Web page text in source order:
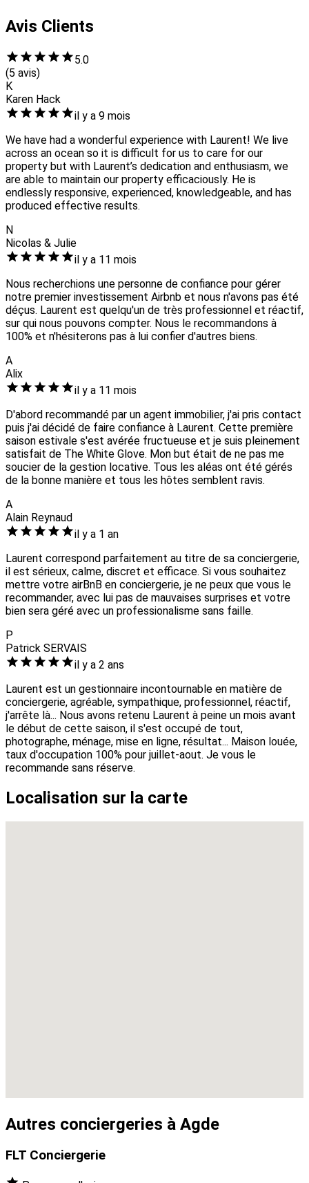
Avis Clients
5.0
(5 avis)
K
Karen Hack
il y a 9 mois
We have had a wonderful experience with Laurent! We live
across an ocean so it is difficult for us to care for our
property but with Laurent’s dedication and enthusiasm, we
are able to maintain our property efficaciously. He is
endlessly responsive, experienced, knowledgeable, and has
produced effective results.
N
Nicolas & Julie
il y a 11 mois
Nous recherchions une personne de confiance pour gérer
notre premier investissement Airbnb et nous n'avons pas été
déçus. Laurent est quelqu'un de très professionnel et réactif,
sur qui nous pouvons compter. Nous le recommandons à
100% et n'hésiterons pas à lui confier d'autres biens.
A
Alix
il y a 11 mois
D'abord recommandé par un agent immobilier, j'ai pris contact
puis j'ai décidé de faire confiance à Laurent. Cette première
saison estivale s'est avérée fructueuse et je suis pleinement
satisfait de The White Glove. Mon but était de ne pas me
soucier de la gestion locative. Tous les aléas ont été gérés
de la bonne manière et tous les hôtes semblent ravis.
A
Alain Reynaud
il y a 1 an
Laurent correspond parfaitement au titre de sa conciergerie,
il est sérieux, calme, discret et efficace. Si vous souhaitez
mettre votre airBnB en conciergerie, je ne peux que vous le
recommander, avec lui pas de mauvaises surprises et votre
bien sera géré avec un professionalisme sans faille.
P
Patrick SERVAIS
il y a 2 ans
Laurent est un gestionnaire incontournable en matière de
conciergerie, agréable, sympathique, professionnel, réactif,
j'arrête là... Nous avons retenu Laurent à peine un mois avant
le début de cette saison, il s'est occupé de tout,
photographe, ménage, mise en ligne, résultat... Maison louée,
taux d'occupation 100% pour juillet-aout. Je vous le
recommande sans réserve.
Localisation sur la carte
Autres conciergeries à Agde
FLT Conciergerie